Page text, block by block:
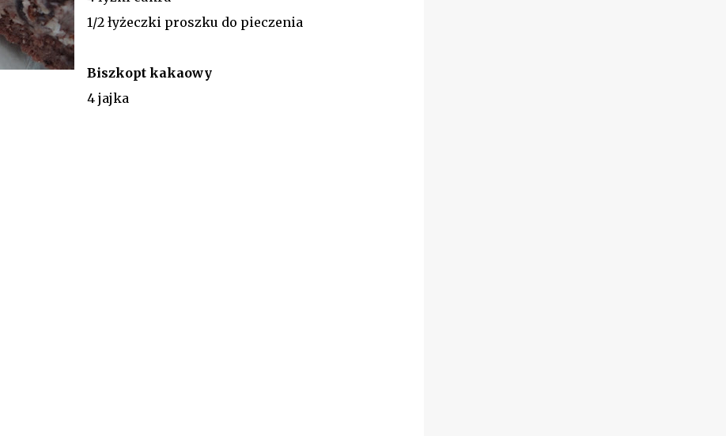
1/2 łyżeczki proszku do pieczenia
Biszkopt kakaowy
4 jajka